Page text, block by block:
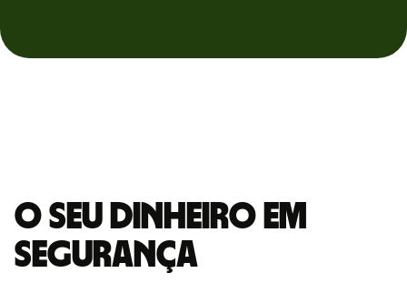
O seu dinheiro em
segurança